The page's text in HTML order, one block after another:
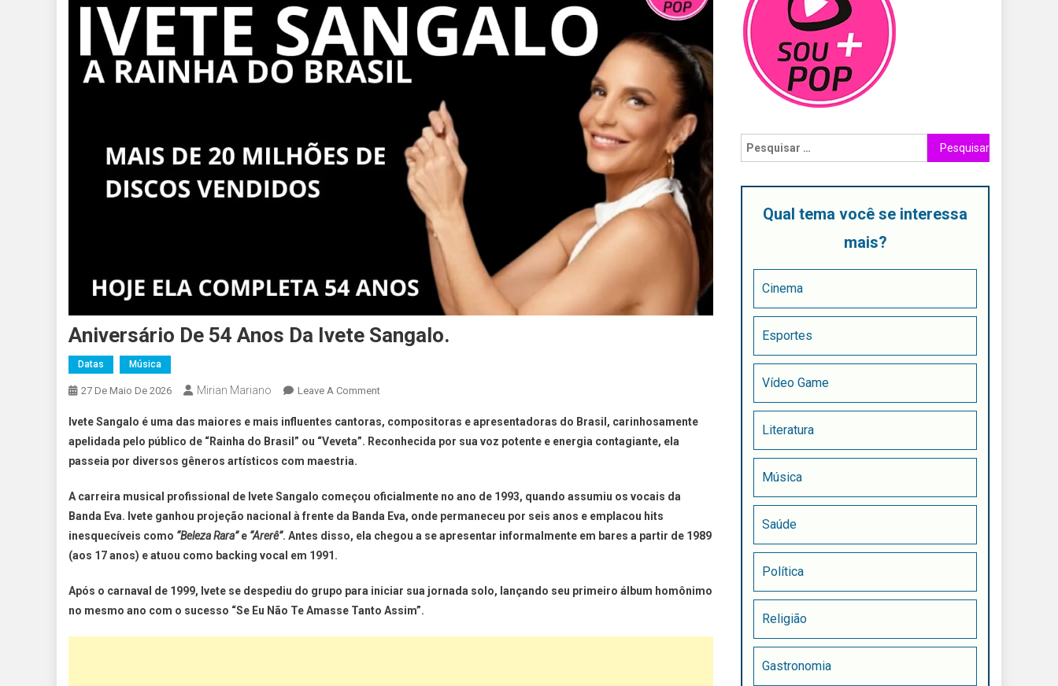
Aniversário De 54 Anos Da Ivete Sangalo.
Datas Música
27 De Maio De 2026 Mirian Mariano Leave A Comment
Ivete Sangalo é uma das maiores e mais influentes cantoras, compositoras e apresentadoras do Brasil, carinhosamente
apelidada pelo público de “Rainha do Brasil” ou “Veveta”. Reconhecida por sua voz potente e energia contagiante, ela
passeia por diversos gêneros artísticos com maestria.
A carreira musical profissional de Ivete Sangalo começou oficialmente no ano de 1993, quando assumiu os vocais da
Banda Eva. Ivete ganhou projeção nacional à frente da Banda Eva, onde permaneceu por seis anos e emplacou hits
inesquecíveis como “Beleza Rara”e “Arerê”. Antes disso, ela chegou a se apresentar informalmente em bares a partir de 1989
(aos 17 anos) e atuou como backing vocal em 1991.
Após o carnaval de 1999, Ivete se despediu do grupo para iniciar sua jornada solo, lançando seu primeiro álbum homônimo
no mesmo ano com o sucesso “Se Eu Não Te Amasse Tanto Assim”.
Qual tema você se interessa
mais?
Cinema
Esportes
Vídeo Game
Literatura
Música
Saúde
Política
Religião
Gastronomia